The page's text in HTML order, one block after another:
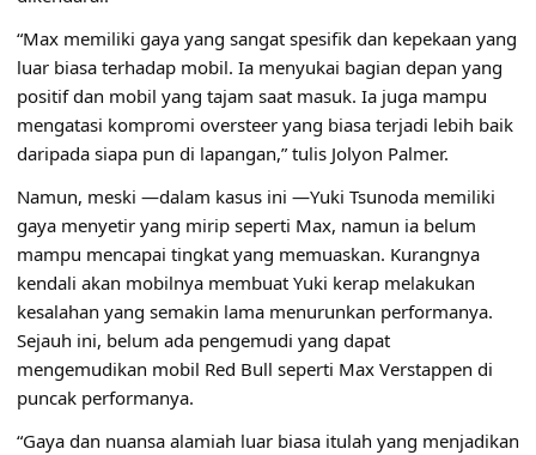
“Max memiliki gaya yang sangat spesifik dan kepekaan yang
luar biasa terhadap mobil. Ia menyukai bagian depan yang
positif dan mobil yang tajam saat masuk. Ia juga mampu
mengatasi kompromi oversteer yang biasa terjadi lebih baik
daripada siapa pun di lapangan,” tulis Jolyon Palmer.
Namun, meski —dalam kasus ini —Yuki Tsunoda memiliki
gaya menyetir yang mirip seperti Max, namun ia belum
mampu mencapai tingkat yang memuaskan. Kurangnya
kendali akan mobilnya membuat Yuki kerap melakukan
kesalahan yang semakin lama menurunkan performanya.
Sejauh ini, belum ada pengemudi yang dapat
mengemudikan mobil Red Bull seperti Max Verstappen di
puncak performanya.
“Gaya dan nuansa alamiah luar biasa itulah yang menjadikan